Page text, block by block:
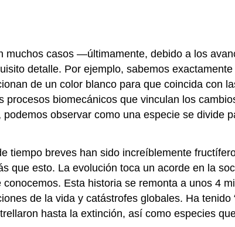
muchos casos —últimamente, debido a los
detalle. Por ejemplo, sabemos
de un color blanco para que coincida con
procesos biomecánicos que vinculan los
podemos observar como una especie se divide
tiempo breves han sido increíblemente
que esto. La evolución toca un acorde en la
Esta historia se remonta a unos 4
de la vida y catástrofes globales. Ha tenido
hasta la extinción, así como especies